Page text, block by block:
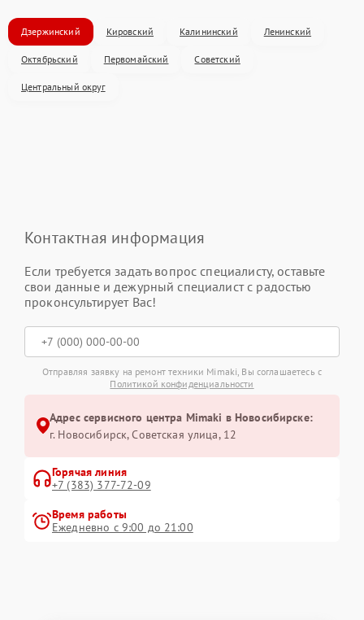
Дзержинский Кировский Калининский Ленинский
Октябрьский Первомайский Советский
Центральный округ
Контактная информация
Если требуется задать вопрос специалисту, оставьте
свои данные и дежурный специалист с радостью
проконсультирует Вас!
Отправляя заявку на ремонт техники Mimaki, Вы соглашаетесь с
Политикой конфиденциальности
Адрес сервисного центра Mimaki в Новосибирске:
г. Новосибирск, Советская улица, 12
Горячая линия
+7 (383) 377-72-09
Время работы
Ежедневно с 9:00 до 21:00